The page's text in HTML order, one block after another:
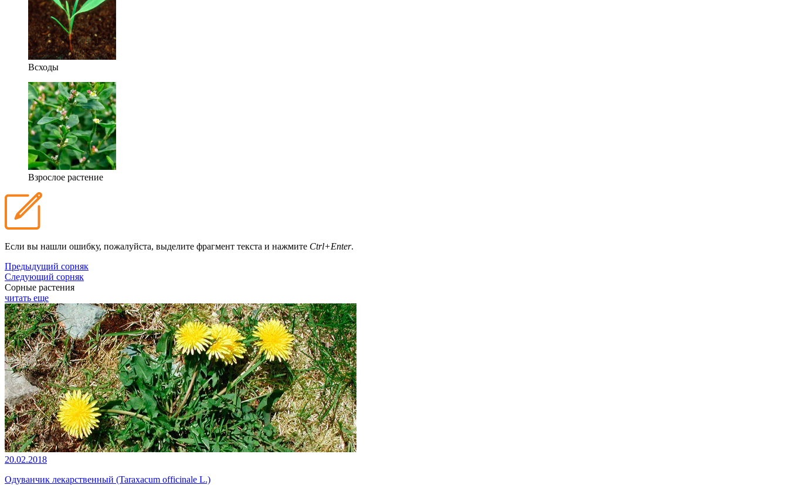
Всходы
Взрослое растение
Если вы нашли ошибку, пожалуйста, выделите фрагмент текста и нажмите Ctrl+Enter.
Предыдущий сорняк
Следующий сорняк
Сорные растения
читать еще
20.02.2018
Одуванчик лекарственный (Taraxacum officinale L.)